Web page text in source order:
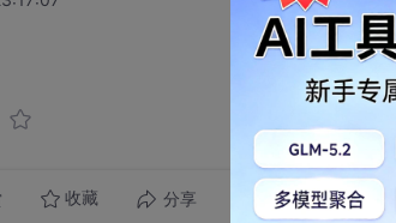
收藏 分享 转发到动态